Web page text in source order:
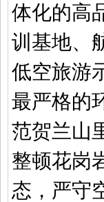
体化的高
训基地、
低空旅游
最严格的
范贺兰山
整顿花岗
态，严守